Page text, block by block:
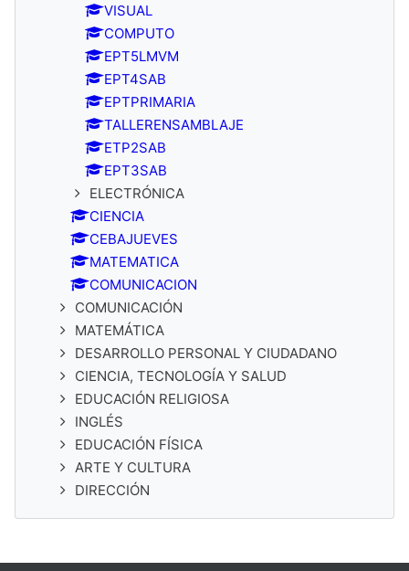
VISUAL
COMPUTO
EPT5LMVM
EPT4SAB
EPTPRIMARIA
TALLERENSAMBLAJE
ETP2SAB
EPT3SAB
ELECTRÓNICA
CIENCIA
CEBAJUEVES
MATEMATICA
COMUNICACION
COMUNICACIÓN
MATEMÁTICA
DESARROLLO PERSONAL Y CIUDADANO
CIENCIA, TECNOLOGÍA Y SALUD
EDUCACIÓN RELIGIOSA
INGLÉS
EDUCACIÓN FÍSICA
ARTE Y CULTURA
DIRECCIÓN